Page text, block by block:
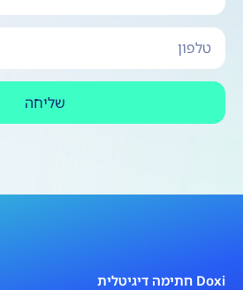
שליחה
Doxi חתימה דיגיטלית